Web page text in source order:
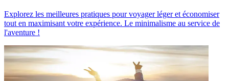
Explorez les meilleures pratiques pour voyager léger et économiser
tout en maximisant votre expérience. Le minimalisme au service de
l'aventure !